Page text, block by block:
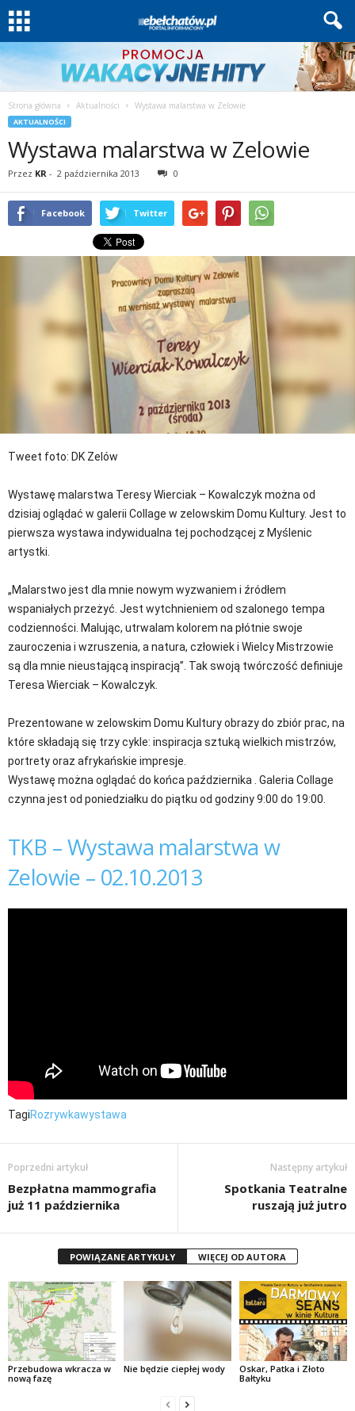
Strona główna Aktualności Wystawa malarstwa w Zelowie
AKTUALNOŚCI
Wystawa malarstwa w Zelowie
Przez KR - 2 października 2013 0
Facebook Twitter
Tweet foto: DK Zelów
Wystawę malarstwa Teresy Wierciak – Kowalczyk można od
dzisiaj oglądać w galerii Collage w zelowskim Domu Kultury. Jest to
pierwsza wystawa indywidualna tej pochodzącej z Myślenic
artystki.
„Malarstwo jest dla mnie nowym wyzwaniem i źródłem
wspaniałych przeżyć. Jest wytchnieniem od szalonego tempa
codzienności. Malując, utrwalam kolorem na płótnie swoje
zauroczenia i wzruszenia, a natura, człowiek i Wielcy Mistrzowie
są dla mnie nieustającą inspiracją”. Tak swoją twórczość definiuje
Teresa Wierciak – Kowalczyk.
Prezentowane w zelowskim Domu Kultury obrazy do zbiór prac, na
które składają się trzy cykle: inspiracja sztuką wielkich mistrzów,
portrety oraz afrykańskie impresje.
Wystawę można oglądać do końca października . Galeria Collage
czynna jest od poniedziałku do piątku od godziny 9:00 do 19:00.
TKB – Wystawa malarstwa w
Zelowie – 02.10.2013
TagiRozrywkawystawa
Poprzedni artykuł
Bezpłatna mammografia
już 11 października
Następny artykuł
Spotkania Teatralne
ruszają już jutro
POWIĄZANE ARTYKUŁY WIĘCEJ OD AUTORA
Przebudowa wkracza w
nową fazę
Nie będzie ciepłej wody
Oskar, Patka i Złoto
Bałtyku